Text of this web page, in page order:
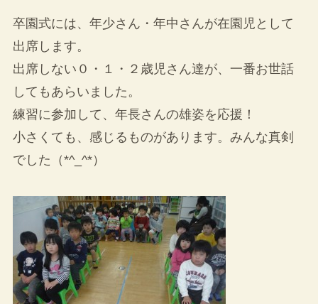
卒園式には、年少さん・年中さんが在園児として
出席します。
出席しない０・１・２歳児さん達が、一番お世話
してもあらいました。
練習に参加して、年長さんの雄姿を応援！
小さくても、感じるものがあります。みんな真剣
でした（*^_^*）